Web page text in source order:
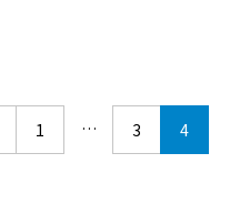
1 … 3 4